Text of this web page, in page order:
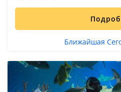
Ближайшая